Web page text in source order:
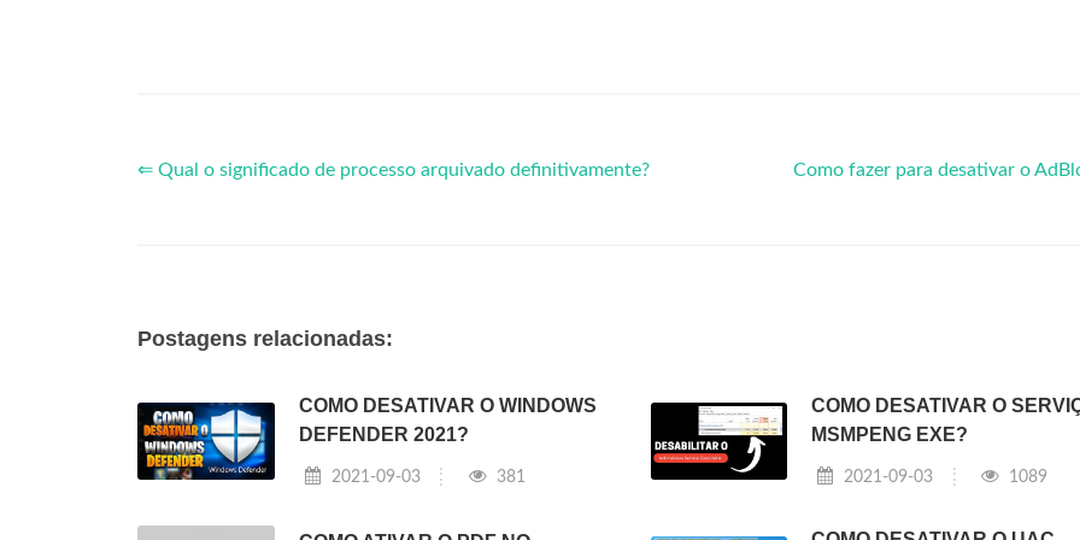
⇐ Qual o significado de processo arquivado definitivamente? Como fazer para desativar o
Postagens relacionadas:
COMO DESATIVAR O WINDOWS
DEFENDER 2021?
2021-09-03 381
COMO DESATIVAR O
MSMPENG EXE?
2021-09-03 1089